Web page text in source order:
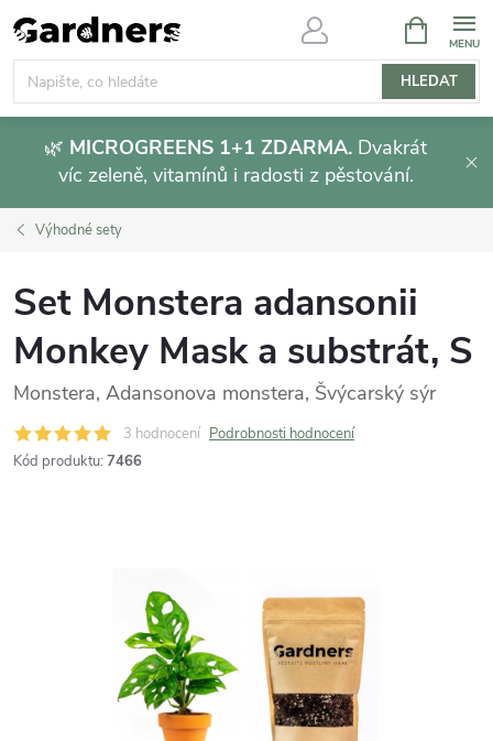
Přejít
na
obsah
HLEDAT
NÁKUPNÍ
KOŠÍK
🌿 MICROGREENS 1+1 ZDARMA. Dvakrát
víc zeleně, vitamínů i radosti z pěstování.
Výhodné sety
Set Monstera adansonii
Monkey Mask a substrát, S
Monstera, Adansonova monstera, Švýcarský sýr
3 hodnocení Podrobnosti hodnocení
Kód produktu: 7466